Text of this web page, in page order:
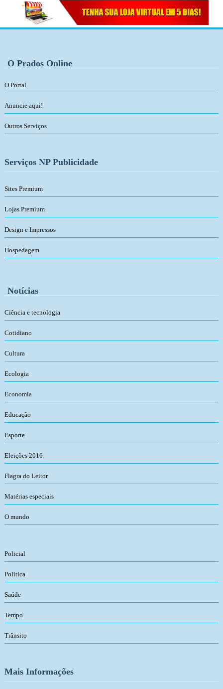
O Prados Online
O Portal
Anuncie aqui!
Outros Serviços
Serviços NP Publicidade
Sites Premium
Lojas Premium
Design e Impressos
Hospedagem
Notícias
Ciência e tecnologia
Cotidiano
Cultura
Ecologia
Economia
Educação
Esporte
Eleições 2016
Flagra do Leitor
Matérias especiais
O mundo
Policial
Política
Saúde
Tempo
Trânsito
Mais Informações